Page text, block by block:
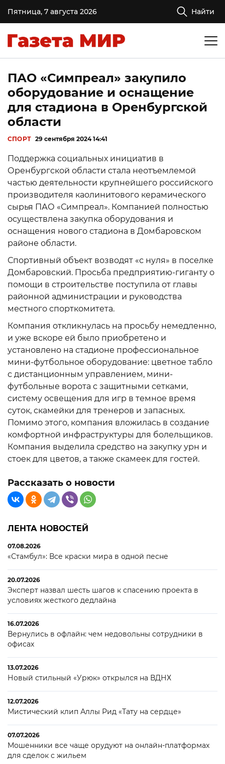
Пятница, 7 августа 2026 Найти
ПАО «Симпреал» закупило
оборудование и оснащение
для стадиона в Оренбургской
области
СПОРТ 29 сентября 2024 14:41
Поддержка социальных инициатив в
Оренбургской области стала неотъемлемой
частью деятельности крупнейшего российского
производителя каолинитового керамического
сырья ПАО «Симпреал». Компанией полностью
осуществлена закупка оборудования и
оснащения нового стадиона в Домбаровском
районе области.
Спортивный объект возводят «с нуля» в поселке
Домбаровский. Просьба предприятию-гиганту о
помощи в строительстве поступила от главы
районной администрации и руководства
местного спорткомитета.
Компания откликнулась на просьбу немедленно,
и уже вскоре ей было приобретено и
установлено на стадионе профессиональное
мини-футбольное оборудование: цветное табло
с дистанционным управлением, мини-
футбольные ворота с защитными сетками,
систему освещения для игр в темное время
суток, скамейки для тренеров и запасных.
Помимо этого, компания вложилась в создание
комфортной инфраструктуры для болельщиков.
Компания выделила средство на закупку урн и
стоек для цветов, а также скамеек для гостей.
Рассказать о новости
ЛЕНТА НОВОСТЕЙ
07.08.2026
«Стамбул»: Все краски мира в одной песне
20.07.2026
Эксперт назвал шесть шагов к спасению проекта в
условиях жесткого дедлайна
16.07.2026
Вернулись в офлайн: чем недовольны сотрудники в
офисах
13.07.2026
Новый стильный «Урюк» открылся на ВДНХ
12.07.2026
Мистический клип Аллы Рид «Тату на сердце»
07.07.2026
Мошенники все чаще орудуют на онлайн-платформах
для сделок с жильем